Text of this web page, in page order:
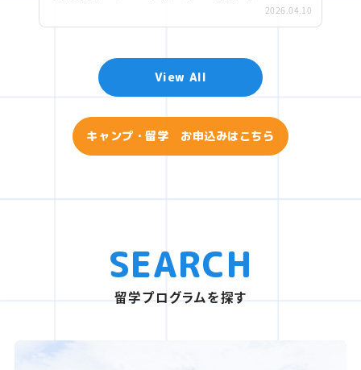
2026.04.10
View All
キャンプ・留学 お申込みはこちら
SEARCH
留学プログラムを探す